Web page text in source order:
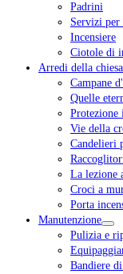
Padrini
Servizi per
Incensiere
Ciotole di
Arredi della chiesa
Campane
Quelle
Protezione
Vie della
Candelieri
La lezione
Croci a
Porta
Manutenzione
Pulizia e
Bandiere